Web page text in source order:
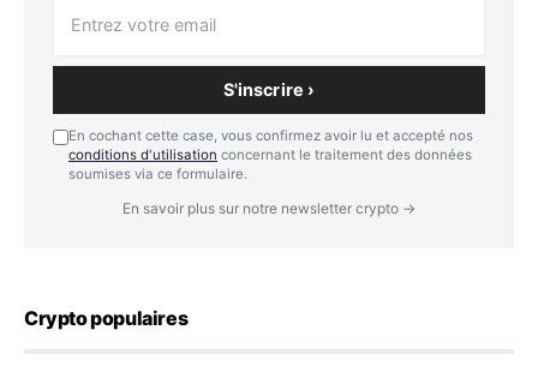
S'inscrire ›
En cochant cette case, vous confirmez avoir lu et accepté nos
conditions d'utilisation concernant le traitement des données
soumises via ce formulaire.
En savoir plus sur notre newsletter crypto →
Crypto populaires